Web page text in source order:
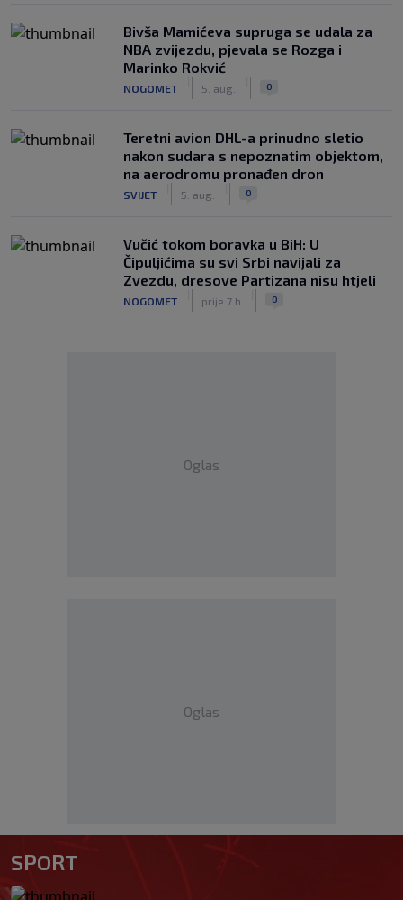
Bivša Mamićeva supruga se udala za
NBA zvijezdu, pjevala se Rozga i
Marinko Rokvić
NOGOMET 5. aug. 0
Teretni avion DHL-a prinudno sletio
nakon sudara s nepoznatim objektom,
na aerodromu pronađen dron
SVIJET 5. aug. 0
Vučić tokom boravka u BiH: U
Čipuljićima su svi Srbi navijali za
Zvezdu, dresove Partizana nisu htjeli
NOGOMET prije 7 h 0
Oglas
Oglas
SPORT